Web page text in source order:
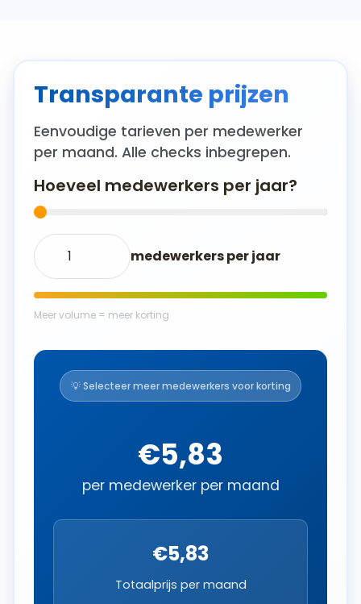
Transparante prijzen
Eenvoudige tarieven per medewerker
per maand. Alle checks inbegrepen.
Hoeveel medewerkers per jaar?
medewerkers per jaar
Meer volume = meer korting
💡 Selecteer meer medewerkers voor korting
€5,83
per medewerker per maand
€5,83
Totaalprijs per maand